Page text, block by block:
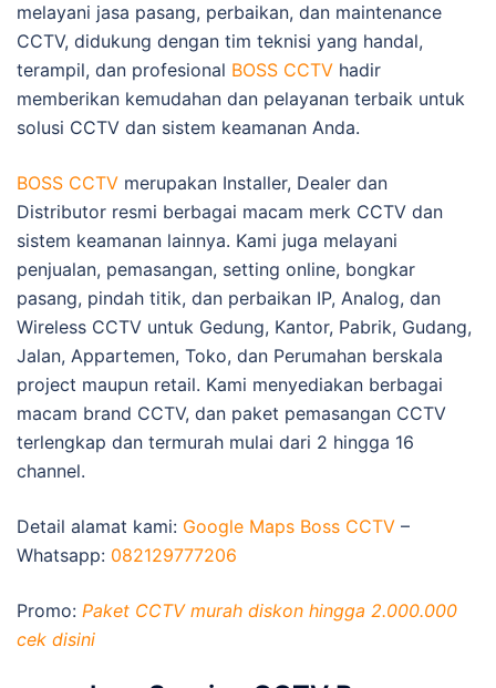
melayani jasa pasang, perbaikan, dan maintenance
CCTV, didukung dengan tim teknisi yang handal,
terampil, dan profesional BOSS CCTV hadir
memberikan kemudahan dan pelayanan terbaik untuk
solusi CCTV dan sistem keamanan Anda.
BOSS CCTV merupakan Installer, Dealer dan
Distributor resmi berbagai macam merk CCTV dan
sistem keamanan lainnya. Kami juga melayani
penjualan, pemasangan, setting online, bongkar
pasang, pindah titik, dan perbaikan IP, Analog, dan
Wireless CCTV untuk Gedung, Kantor, Pabrik, Gudang,
Jalan, Appartemen, Toko, dan Perumahan berskala
project maupun retail. Kami menyediakan berbagai
macam brand CCTV, dan paket pemasangan CCTV
terlengkap dan termurah mulai dari 2 hingga 16
channel.
Detail alamat kami: Google Maps Boss CCTV –
Whatsapp: 082129777206
Promo: Paket CCTV murah diskon hingga 2.000.000
cek disini